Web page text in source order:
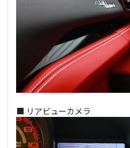
■ リアビューカメラ